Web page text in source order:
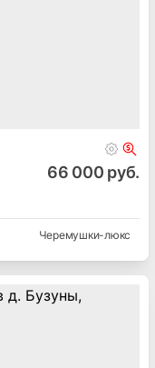
66 000 руб.
Черемушки-люкс